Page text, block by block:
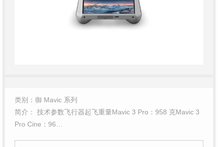
类别：御 Mavic 系列
简介： 技术参数飞行器起飞重量Mavic 3 Pro：958 克Mavic 3
Pro Cine：96…